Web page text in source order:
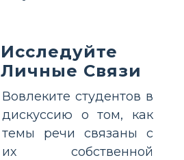
Исследуйте
Личные Связи
Вовлеките студентов в
дискуссию о том, как
темы речи связаны с
их собственной